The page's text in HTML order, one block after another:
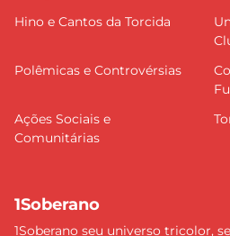
Hino e Cantos da Torcida
Polêmicas e Controvérsias
Ações Sociais e
Comunitárias
1Soberano
1Soberano seu universo tricolor,